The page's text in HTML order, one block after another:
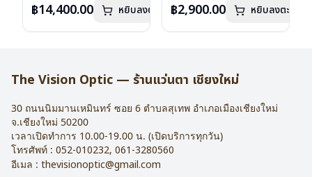
เลนส์ : กันแดดสีฟ้า
น้ำหนัก : 24 กรัม
ลงไว้กรุณาติดต่อเรา
คลิก
฿14,400.00 หยิบลงตะกร้าบานพับ : ไม่มีสปริง
อุปกรณ์ : กล่องแว่น , ผ้าเช็ดแว่น
฿2,900.00 หยิบลงตะกร้า
The Vision Optic — ร้านแว่นตา เชียงใหม่
30 ถนนนิมมานเหมินทร์ ซอย 6 ตำบลสุเทพ อำเภอเมืองเชียงใหม่
จ.เชียงใหม่ 50200
เวลาเปิดทำการ 10.00-19.00 น. (เปิดบริการทุกวัน)
โทรศัพท์ : 052-010232, 061-3280560
อีเมล : thevisionoptic@gmail.com